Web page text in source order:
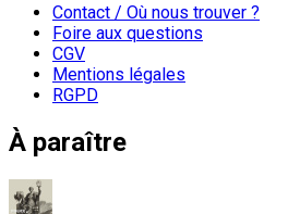
Contact / Où nous trouver ?
Foire aux questions
CGV
Mentions légales
RGPD
À paraître